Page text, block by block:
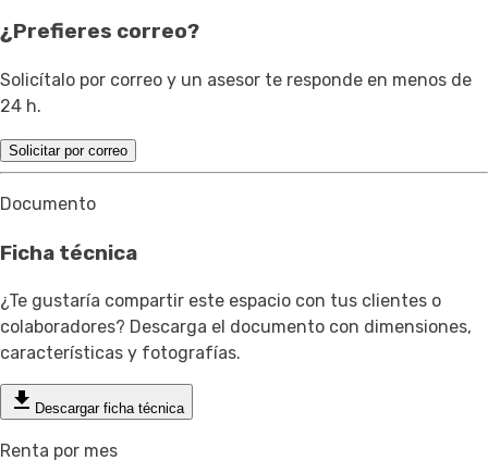
¿Prefieres correo?
Solicítalo por correo y un asesor te responde en menos de
24 h.
Solicitar por correo
Documento
Ficha técnica
¿Te gustaría compartir este espacio con tus clientes o
colaboradores? Descarga el documento con dimensiones,
características y fotografías.
Descargar ficha técnica
Renta por mes